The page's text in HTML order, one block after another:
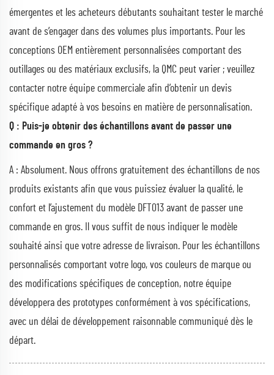
émergentes et les acheteurs débutants souhaitant tester le marché
avant de s’engager dans des volumes plus importants. Pour les
conceptions OEM entièrement personnalisées comportant des
outillages ou des matériaux exclusifs, la QMC peut varier ; veuillez
contacter notre équipe commerciale afin d’obtenir un devis
spécifique adapté à vos besoins en matière de personnalisation.
Q : Puis-je obtenir des échantillons avant de passer une
commande en gros ?
A : Absolument. Nous offrons gratuitement des échantillons de nos
produits existants afin que vous puissiez évaluer la qualité, le
confort et l’ajustement du modèle DFT013 avant de passer une
commande en gros. Il vous suffit de nous indiquer le modèle
souhaité ainsi que votre adresse de livraison. Pour les échantillons
personnalisés comportant votre logo, vos couleurs de marque ou
des modifications spécifiques de conception, notre équipe
développera des prototypes conformément à vos spécifications,
avec un délai de développement raisonnable communiqué dès le
départ.